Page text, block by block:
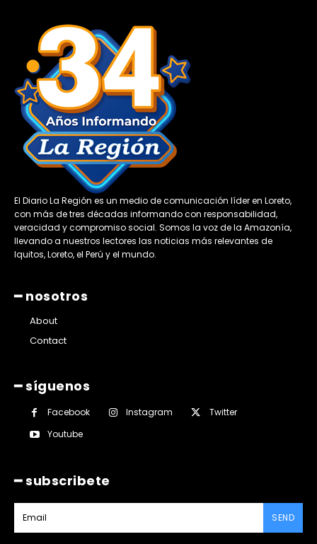
El Diario La Región es un medio de comunicación líder en Loreto,
con más de tres décadas informando con responsabilidad,
veracidad y compromiso social. Somos la voz de la Amazonía,
llevando a nuestros lectores las noticias más relevantes de
Iquitos, Loreto, el Perú y el mundo.
━ nosotros
About
Contact
━ síguenos
Facebook Instagram
Twitter
Youtube
━ subscribete
SEND